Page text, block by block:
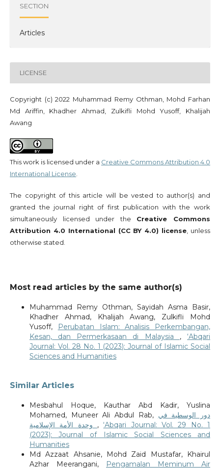
SECTION
Articles
LICENSE
Copyright (c) 2022 Muhammad Remy Othman, Mohd Farhan
Md Ariffin, Khadher Ahmad, Zulkifli Mohd Yusoff, Khalijah
Awang
This work is licensed under a Creative Commons Attribution 4.0
International License
The copyright of this article will be vested to author(s) and
granted the journal right of first publication with the work
simultaneously licensed under the Creative Commons
Attribution 4.0 International (CC BY 4.0) license , unless
otherwise stated.
Most read articles by the same author(s)
Muhammad Remy Othman, Sayidah Asma Basir,
Khadher Ahmad, Khalijah Awang, Zulkifli Mohd
Yusoff,
Perubatan Islam: Analisis Perkembangan,
Kesan, dan Permerkasaan di Malaysia ,‘Abqari
Journal: Vol. 28 No. 1 (2023): Journal of Islamic Social
Sciences and Humanities
Similar Articles
Mesbahul Hoque, Kauthar Abd Kadir, Yuslina
Mohamed, Muneer Ali Abdul Rab, دور الوسطية في
,‘Abqari Journal: Vol. 29 No. 1
(2023): Journal of Islamic Social Sciences and
Humanities
Md Azzaat Ahsanie, Mohd Zaid Mustafar, Khairul
Azhar Meerangani,
Pengamalan Meminum Air